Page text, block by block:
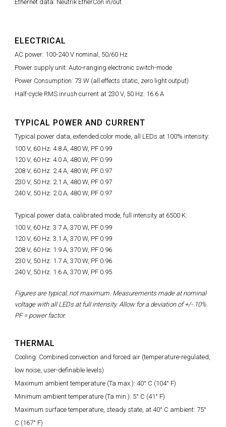
Ethernet data: Neutrik EtherCon in/out
ELECTRICAL
AC power: 100-240 V nominal, 50/60 Hz
Power supply unit: Auto-ranging electronic switch-mode
Power Consumption: 73 W (all effects static, zero light output)
Half-cycle RMS inrush current at 230 V, 50 Hz: 16.6 A
TYPICAL POWER AND CURRENT
Typical power data, extended color mode, all LEDs at 100% intensity:
100 V, 60 Hz: 4.8 A, 480 W, PF 0.99
120 V, 60 Hz: 4.0 A, 480 W, PF 0.99
208 V, 60 Hz: 2.4 A, 480 W, PF 0.97
230 V, 50 Hz: 2.1 A, 480 W, PF 0.97
240 V, 50 Hz: 2.0 A, 480 W, PF 0.97
Typical power data, calibrated mode, full intensity at 6500 K:
100 V, 60 Hz: 3.7 A, 370 W, PF 0.99
120 V, 60 Hz: 3.1 A, 370 W, PF 0.99
208 V, 60 Hz: 1.9 A, 370 W, PF 0.96
230 V, 50 Hz: 1.7 A, 370 W, PF 0.96
240 V, 50 Hz: 1.6 A, 370 W, PF 0.95
Figures are typical, not maximum. Measurements made at nominal
voltage with all LEDs at full intensity. Allow for a deviation of +/- 10%.
PF = power factor.
THERMAL
Cooling: Combined convection and forced air (temperature-regulated,
low noise, user-definable levels)
Maximum ambient temperature (Ta max.): 40° C (104° F)
Minimum ambient temperature (Ta min.): 5° C (41° F)
Maximum surface temperature, steady state, at 40° C ambient: 75°
C (167° F)